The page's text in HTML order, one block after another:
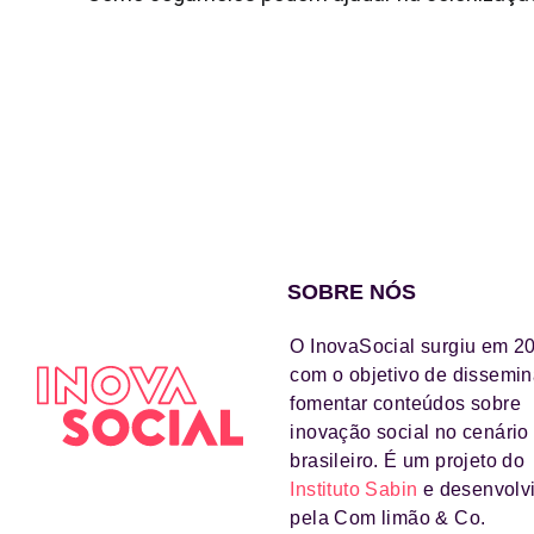
SOBRE NÓS
O InovaSocial surgiu em
com o objetivo de
fomentar conteúdos sobre
inovação social no cenário
brasileiro. É um projeto do
Instituto Sabin e
pela Com limão & Co.